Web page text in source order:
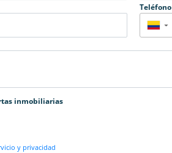
Teléfono
▼
inmobiliarias
y privacidad